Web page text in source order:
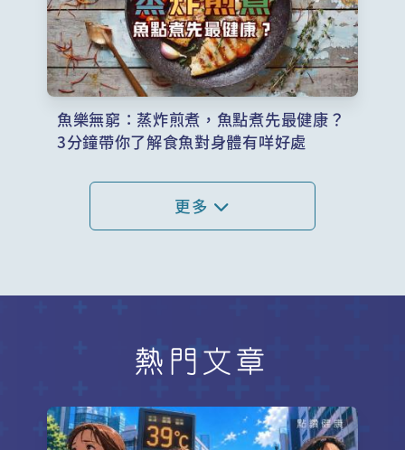
魚樂無窮：蒸炸煎煮，魚點煮先最健康？
3分鐘帶你了解食魚對身體有咩好處
更多
熱門文章